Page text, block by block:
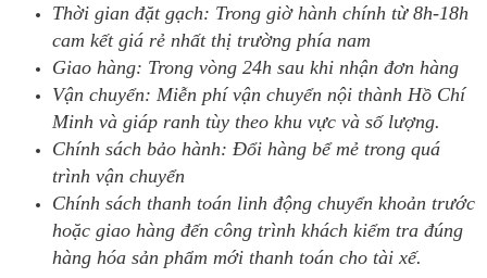
Thời gian đặt gạch: Trong giờ hành chính từ 8h-18h
cam kết giá rẻ nhất thị trường phía nam
Giao hàng: Trong vòng 24h sau khi nhận đơn hàng
Vận chuyển: Miễn phí vận chuyển nội thành Hồ Chí
Minh và giáp ranh tùy theo khu vực và số lượng.
Chính sách bảo hành: Đổi hàng bể mẻ trong quá
trình vận chuyển
Chính sách thanh toán linh động chuyển khoản trước
hoặc giao hàng đến công trình khách kiểm tra đúng
hàng hóa sản phẩm mới thanh toán cho tài xế.